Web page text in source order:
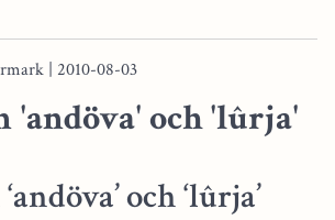
| 2010-08-03
'andöva' och 'lûrja'
och ‘lûrja’